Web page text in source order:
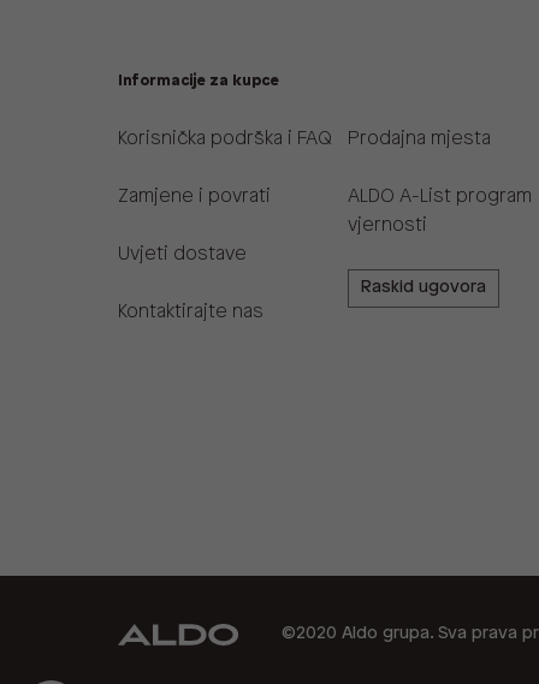
Informacije za kupce
Korisnička podrška i FAQ
Zamjene i povrati
Uvjeti dostave
Kontaktirajte nas
Prodajna mjesta
ALDO A-List program
vjernosti
Raskid ugovora
©2020 Aldo grupa. Sva prava